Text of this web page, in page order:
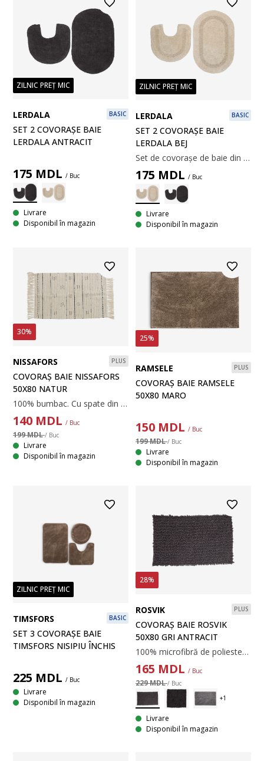
ZILNIC PREȚ MIC
LERDALA BASIC
SET 2 COVORAȘE BAIE
LERDALA ANTRACIT
175 MDL / Buc
Livrare
Disponibil în magazin
ZILNIC PREȚ MIC
LERDALA BASIC
SET 2 COVORAȘE BAIE
LERDALA BEJ
Set de covorașe de baie din bumbac format din 2 piese. 47x47 cm
175 MDL / Buc
Livrare
Disponibil în magazin
30%
NISSAFORS PLUS
COVORAȘ BAIE NISSAFORS
50X80 NATUR
100% bumbac. Cu spate din latex, antiderapant. 50x80 cm
140 MDL / Buc
199 MDL/ Buc
Livrare
Disponibil în magazin
25%
RAMSELE PLUS
COVORAȘ BAIE RAMSELE
50X80 MARO
150 MDL / Buc
199 MDL/ Buc
Livrare
Disponibil în magazin
ZILNIC PREȚ MIC
TIMSFORS BASIC
SET 3 COVORAȘE BAIE
TIMSFORS NISIPIU ÎNCHIS
225 MDL / Buc
Livrare
Disponibil în magazin
28%
ROSVIK PLUS
COVORAȘ BAIE ROSVIK
50X80 GRI ANTRACIT
100% microfibră de poliester. Cu spate din latex, antiderapant. 50x80 cm
165 MDL / Buc
229 MDL/ Buc
Livrare
Disponibil în magazin